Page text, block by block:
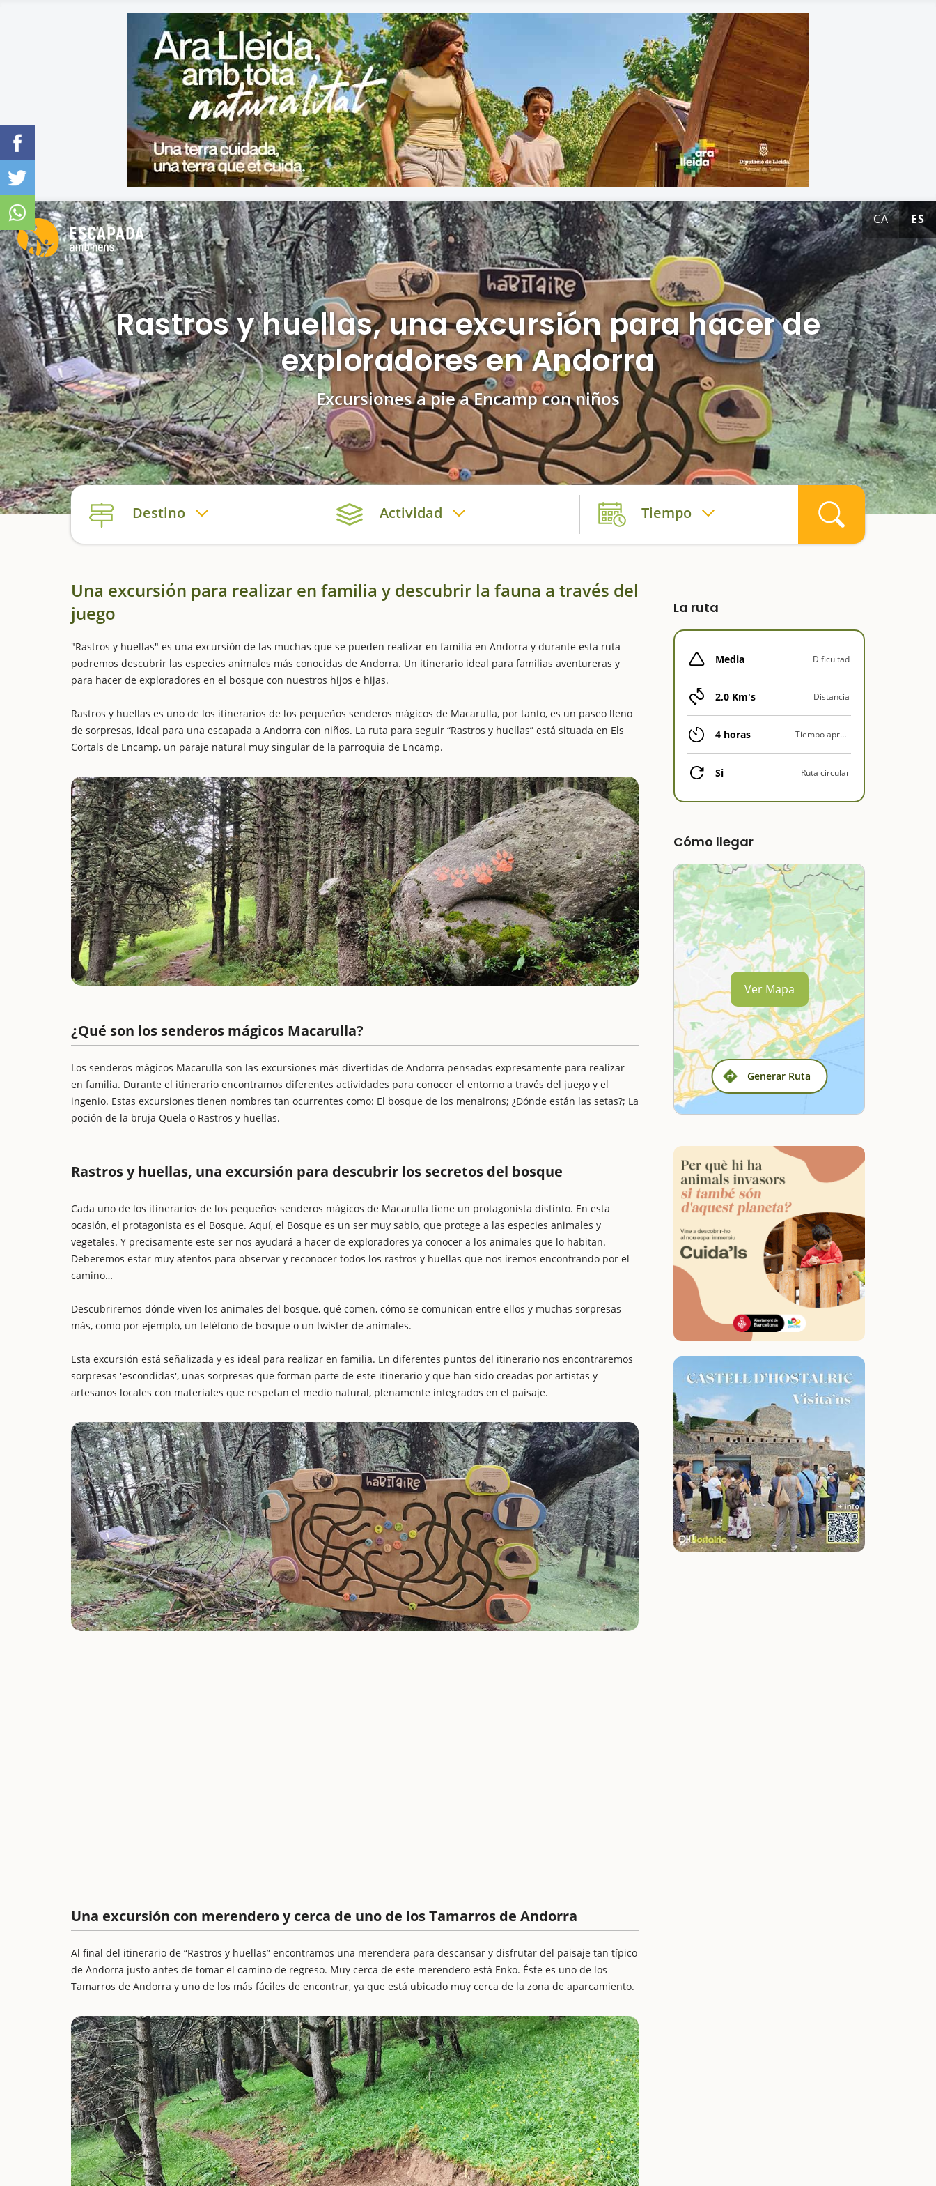
CA ES
Rastros y huellas, una excursión para hacer de
exploradores en Andorra
Excursiones a pie a Encamp con niños
Destino Actividad Tiempo
Una excursión para realizar en familia y descubrir la fauna a través del
juego
"Rastros y huellas" es una excursión de las muchas que se pueden realizar en familia en Andorra y durante esta ruta
podremos descubrir las especies animales más conocidas de Andorra. Un itinerario ideal para familias aventureras y
para hacer de exploradores en el bosque con nuestros hijos e hijas.
Rastros y huellas es uno de los itinerarios de los pequeños senderos mágicos de Macarulla, por tanto, es un paseo lleno
de sorpresas, ideal para una escapada a Andorra con niños. La ruta para seguir “Rastros y huellas” está situada en Els
Cortals de Encamp, un paraje natural muy singular de la parroquia de Encamp.
¿Qué son los senderos mágicos Macarulla?
Los senderos mágicos Macarulla son las excursiones más divertidas de Andorra pensadas expresamente para realizar
en familia. Durante el itinerario encontramos diferentes actividades para conocer el entorno a través del juego y el
ingenio. Estas excursiones tienen nombres tan ocurrentes como: El bosque de los menairons; ¿Dónde están las setas?; La
poción de la bruja Quela o Rastros y huellas.
Rastros y huellas, una excursión para descubrir los secretos del bosque
Cada uno de los itinerarios de los pequeños senderos mágicos de Macarulla tiene un protagonista distinto. En esta
ocasión, el protagonista es el Bosque. Aquí, el Bosque es un ser muy sabio, que protege a las especies animales y
vegetales. Y precisamente este ser nos ayudará a hacer de exploradores ya conocer a los animales que lo habitan.
Deberemos estar muy atentos para observar y reconocer todos los rastros y huellas que nos iremos encontrando por el
camino…
Descubriremos dónde viven los animales del bosque, qué comen, cómo se comunican entre ellos y muchas sorpresas
más, como por ejemplo, un teléfono de bosque o un twister de animales.
Esta excursión está señalizada y es ideal para realizar en familia. En diferentes puntos del itinerario nos encontraremos
sorpresas 'escondidas', unas sorpresas que forman parte de este itinerario y que han sido creadas por artistas y
artesanos locales con materiales que respetan el medio natural, plenamente integrados en el paisaje.
Una excursión con merendero y cerca de uno de los Tamarros de Andorra
Al final del itinerario de “Rastros y huellas” encontramos una merendera para descansar y disfrutar del paisaje tan típico
de Andorra justo antes de tomar el camino de regreso. Muy cerca de este merendero está Enko. Éste es uno de los
Tamarros de Andorra y uno de los más fáciles de encontrar, ya que está ubicado muy cerca de la zona de aparcamiento.
La ruta
Media Dificultad
2,0 Km's Distancia
4 horas Tiempo aprox.
Si Ruta circular
Cómo llegar
Generar Ruta
Ver Mapa